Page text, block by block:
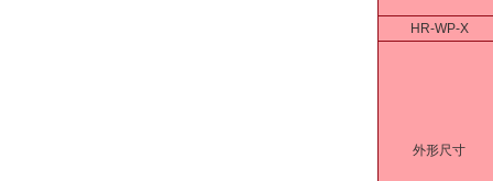
HR-WP-X
外形尺寸